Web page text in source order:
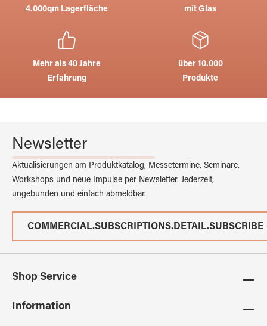
4.000qm Lagerfläche
mit Glas
Mehr als 40 Jahre
Erfahrung
über 10.000
Produkte
Newsletter
Aktualisierungen am Produktkatalog, Messetermine, Seminare,
Workshops und neue Impulse per Newsletter. Jederzeit,
ungebunden und einfach abmeldbar.
COMMERCIAL.SUBSCRIPTIONS.DETAIL.SUBSCRIBE
Shop Service
Information